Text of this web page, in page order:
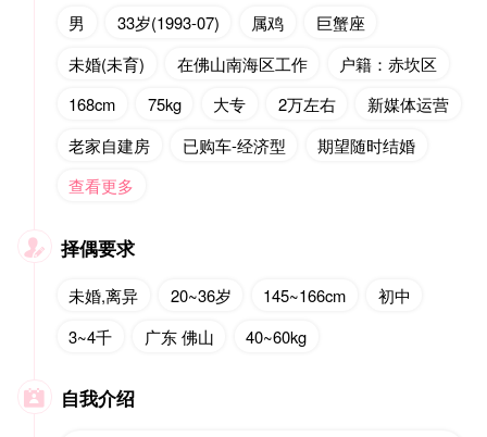
男 33岁(1993-07) 属鸡
巨蟹座
未婚(未育)
在佛山南海区工作
户籍：赤坎区
168cm
75kg 大专 2万左右
新媒体运营
老家自建房
已购车-经济型
期望随时结婚
查看更多
 择偶要求
未婚,离异 20~36岁 145~166cm
初中
3~4千
广东 佛山 40~60kg
 自我介绍